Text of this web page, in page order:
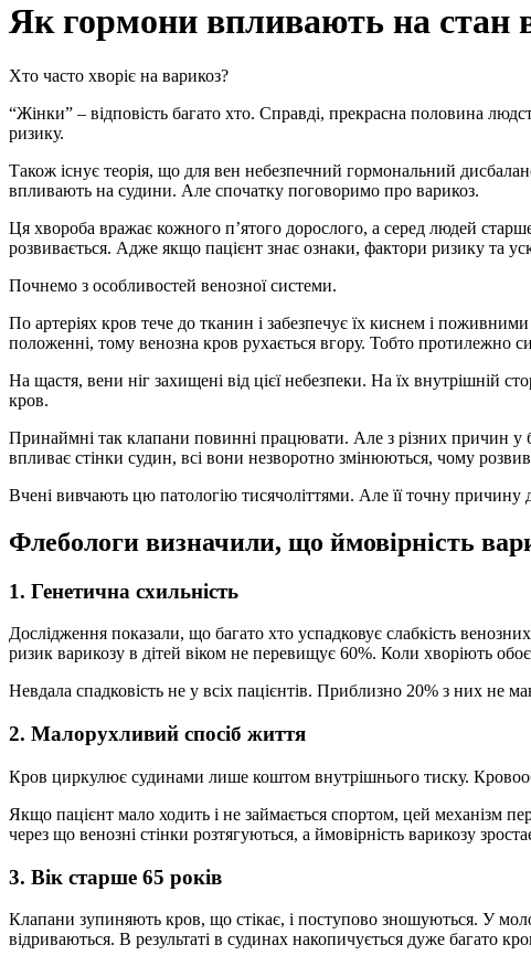
Як гормони впливають на стан
Хто часто хворіє на варикоз?
“Жінки” – відповість багато хто. Справді, прекрасна половина
ризику.
Також існує теорія, що для вен небезпечний гормональний
впливають на судини. Але спочатку поговоримо про варикоз.
Ця хвороба вражає кожного п’ятого дорослого, а серед людей
розвивається. Адже якщо пацієнт знає ознаки, фактори ризику та
Почнемо з особливостей венозної системи.
По артеріях кров тече до тканин і забезпечує їх киснем і
положенні, тому венозна кров рухається вгору. Тобто протилежно
На щастя, вени ніг захищені від цієї небезпеки. На їх внутрішній
кров.
Принаймні так клапани повинні працювати. Але з різних причин
впливає стінки судин, всі вони незворотно змінюються, чому
Вчені вивчають цю патологію тисячоліттями. Але її точну причину
Флебологи визначили, що ймовірність
1. Генетична схильність
Дослідження показали, що багато хто успадковує слабкість
ризик варикозу в дітей віком не перевищує 60%. Коли хворіють обоє
Невдала спадковість не у всіх пацієнтів. Приблизно 20% з них не
2. Малорухливий спосіб життя
Кров циркулює судинами лише коштом внутрішнього тиску.
Якщо пацієнт мало ходить і не займається спортом, цей механізм
через що венозні стінки розтягуються, а ймовірність варикозу
3. Вік старше 65 років
Клапани зупиняють кров, що стікає, і поступово зношуються. У
відриваються. В результаті в судинах накопичується дуже багато